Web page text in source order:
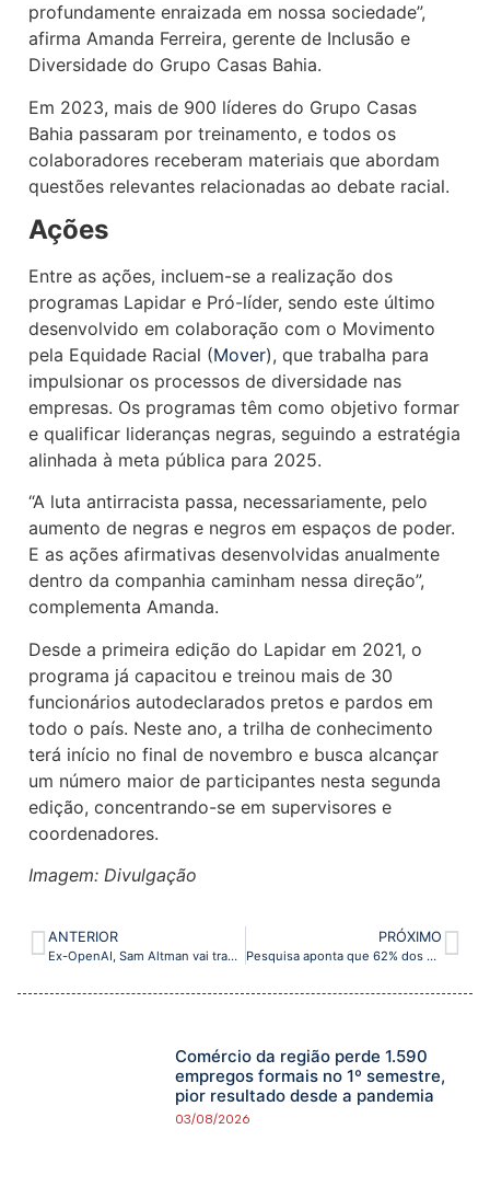
profundamente enraizada em nossa sociedade”,
afirma Amanda Ferreira, gerente de Inclusão e
Diversidade do Grupo Casas Bahia.
Em 2023, mais de 900 líderes do Grupo Casas
Bahia passaram por treinamento, e todos os
colaboradores receberam materiais que abordam
questões relevantes relacionadas ao debate racial.
Ações
Entre as ações, incluem-se a realização dos
programas Lapidar e Pró-líder, sendo este último
desenvolvido em colaboração com o Movimento
pela Equidade Racial (Mover), que trabalha para
impulsionar os processos de diversidade nas
empresas. Os programas têm como objetivo formar
e qualificar lideranças negras, seguindo a estratégia
alinhada à meta pública para 2025.
“A luta antirracista passa, necessariamente, pelo
aumento de negras e negros em espaços de poder.
E as ações afirmativas desenvolvidas anualmente
dentro da companhia caminham nessa direção”,
complementa Amanda.
Desde a primeira edição do Lapidar em 2021, o
programa já capacitou e treinou mais de 30
funcionários autodeclarados pretos e pardos em
todo o país. Neste ano, a trilha de conhecimento
terá início no final de novembro e busca alcançar
um número maior de participantes nesta segunda
edição, concentrando-se em supervisores e
coordenadores.
Imagem: Divulgação
ANTERIOR
Ex-OpenAI, Sam Altman vai trabalhar agora na Microsoft
PRÓXIMO
Pesquisa aponta que 62% dos varejistas esperam vender mais na Black Friday deste ano
Comércio da região perde 1.590
empregos formais no 1º semestre,
pior resultado desde a pandemia
03/08/2026